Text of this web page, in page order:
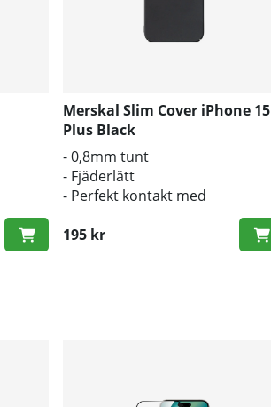
Merskal Slim Cover iPhone 15
Plus Black
- 0,8mm tunt
- Fjäderlätt
- Perfekt kontakt med
195 kr